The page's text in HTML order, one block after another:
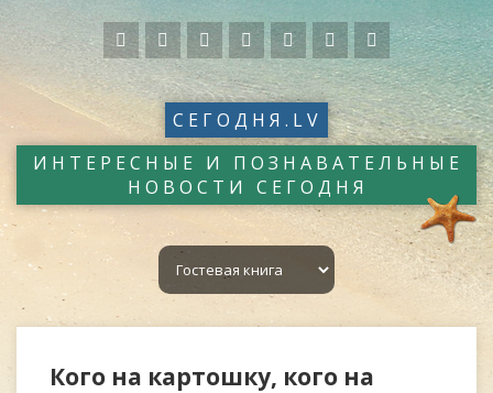
СЕГОДНЯ.LV
ИНТЕРЕСНЫЕ И ПОЗНАВАТЕЛЬНЫЕ
НОВОСТИ СЕГОДНЯ
Кого на картошку, кого на